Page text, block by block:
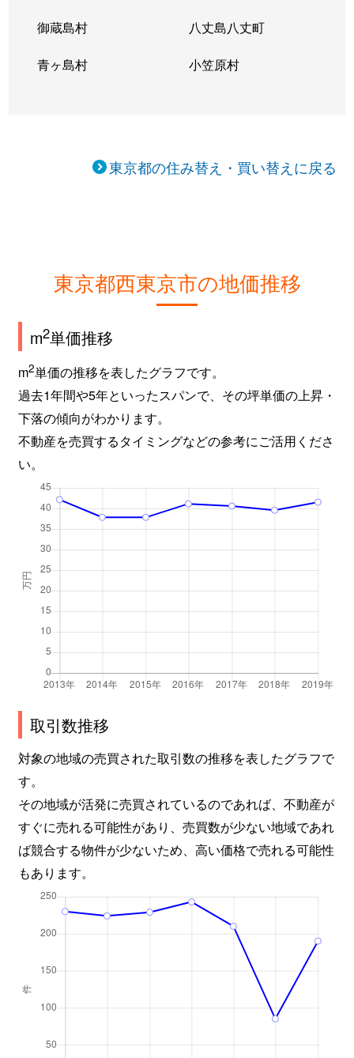
御蔵島村 八丈島八丈町
青ヶ島村 小笠原村
東京都の住み替え・買い替えに戻る
東京都西東京市の地価推移
m2単価推移
m2単価の推移を表したグラフです。
過去1年間や5年といったスパンで、その坪単価の上昇・
下落の傾向がわかります。
不動産を売買するタイミングなどの参考にご活用くださ
い。
取引数推移
対象の地域の売買された取引数の推移を表したグラフで
す。
その地域が活発に売買されているのであれば、不動産が
すぐに売れる可能性があり、売買数が少ない地域であれ
ば競合する物件が少ないため、高い価格で売れる可能性
もあります。